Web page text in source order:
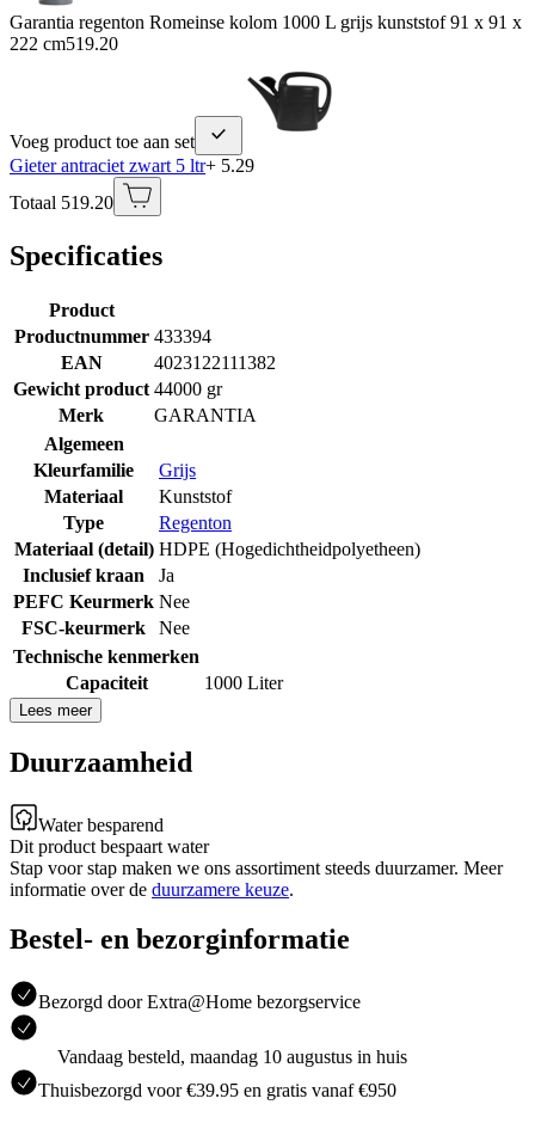
Garantia regenton Romeinse kolom 1000 L grijs kunststof 91 x 91 x
222 cm519.20
Voeg product toe aan set
Gieter antraciet zwart 5 ltr+ 5.29
Totaal 519.20
Specificaties
Product
Productnummer 433394
EAN
4023122111382
Gewicht product 44000 gr
Merk
GARANTIA
Algemeen
Kleurfamilie
Grijs
Materiaal
Kunststof
Type
Regenton
Materiaal (detail) HDPE (Hogedichtheidpolyetheen)
Inclusief kraan
Ja
PEFC Keurmerk Nee
FSC-keurmerk
Nee
Technische kenmerken
Capaciteit
1000 Liter
Lees meer
Duurzaamheid
Water besparend
Dit product bespaart water
Stap voor stap maken we ons assortiment steeds duurzamer. Meer
informatie over de duurzamere keuze.
Bestel- en bezorginformatie
Bezorgd door Extra@Home bezorgservice
Vandaag besteld, maandag 10 augustus in huis
Thuisbezorgd voor €39.95 en gratis vanaf €950